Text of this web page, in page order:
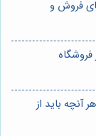
فروش و
فروشگاه
آنچه باید از